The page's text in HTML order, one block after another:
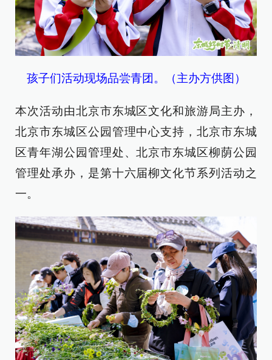
孩子们活动现场品尝青团。（主办方供图）
本次活动由北京市东城区文化和旅游局主办，
北京市东城区公园管理中心支持，北京市东城
区青年湖公园管理处、北京市东城区柳荫公园
管理处承办，是第十六届柳文化节系列活动之
一。